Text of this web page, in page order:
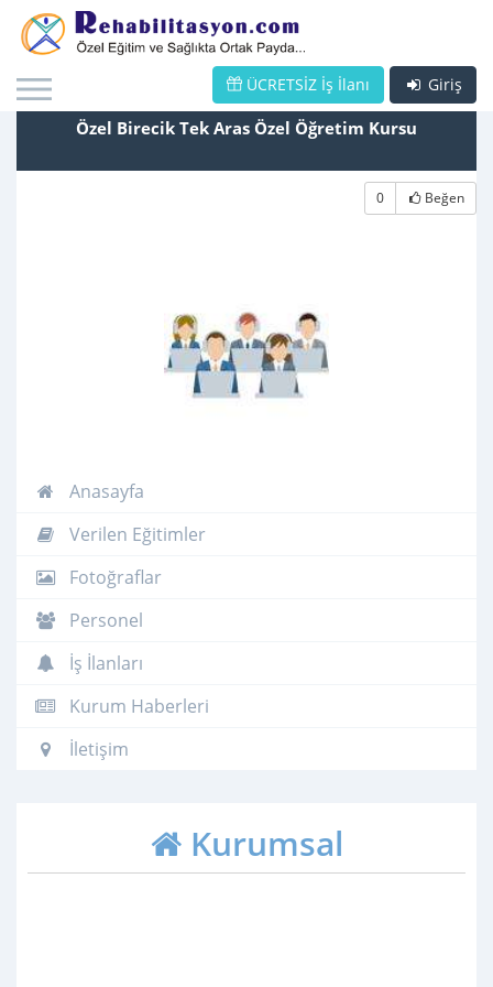
Giriş
ÜCRETSİZ İş İlanı
Özel Birecik Tek Aras Özel Öğretim Kursu
0 Beğen
Anasayfa
Verilen Eğitimler
Fotoğraflar
Personel
İş İlanları
Kurum Haberleri
İletişim
Kurumsal